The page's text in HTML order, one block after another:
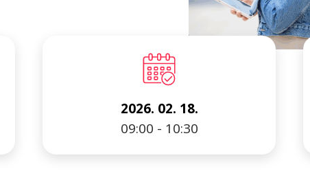
2026. 02. 18.
09:00 - 10:30